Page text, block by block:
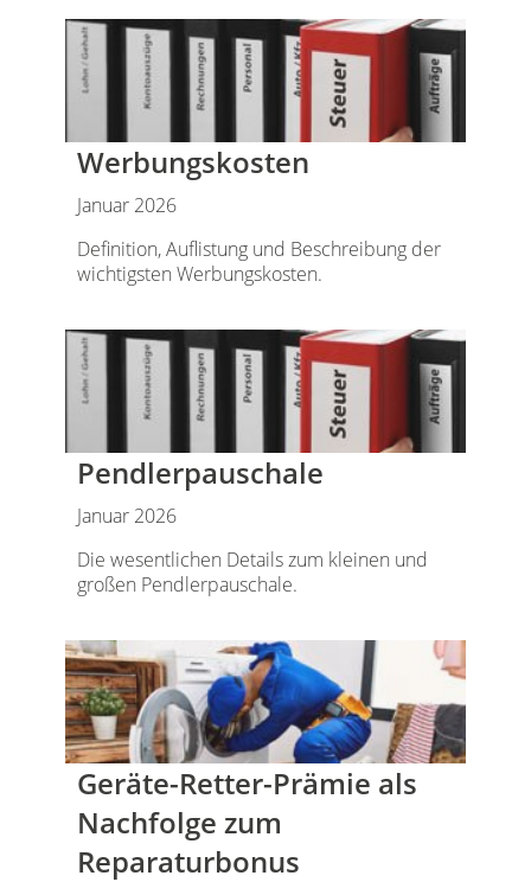
Werbungskosten
Januar 2026
Definition, Auflistung und Beschreibung der
wichtigsten Werbungskosten.
Pendlerpauschale
Januar 2026
Die wesentlichen Details zum kleinen und
großen Pendlerpauschale.
Geräte-Retter-Prämie als
Nachfolge zum
Reparaturbonus